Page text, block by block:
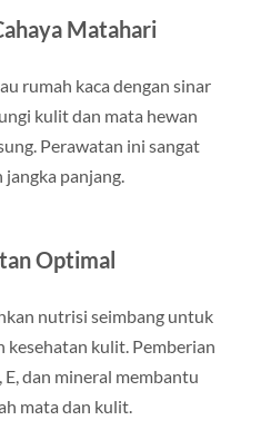
Matahari
rumah kaca dengan sinar
kulit dan mata hewan
Perawatan ini sangat
panjang.
Optimal
nutrisi seimbang untuk
kesehatan kulit. Pemberian
dan mineral membantu
mata dan kulit.